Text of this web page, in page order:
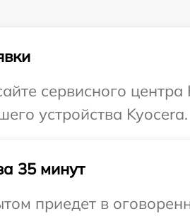
сервисного
устройства Kyocera.
35 минут
приедет в